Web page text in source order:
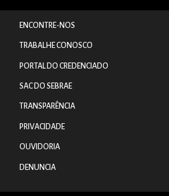
ENCONTRE-NOS
TRABALHE CONOSCO
PORTAL DO CREDENCIADO
SAC DO SEBRAE
TRANSPARÊNCIA
PRIVACIDADE
OUVIDORIA
DENUNCIA